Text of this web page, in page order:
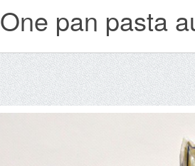
One pan pasta